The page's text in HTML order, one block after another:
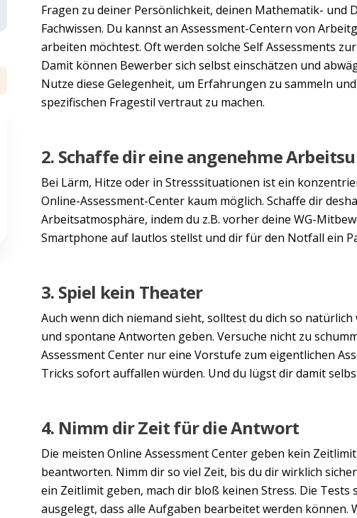
Fragen zu deiner Persönlichkeit, deinen Mathematik- und
Fachwissen. Du kannst an Assessment-Centern von
arbeiten möchtest. Oft werden solche Self Assessments
Damit können Bewerber sich selbst einschätzen und
Nutze diese Gelegenheit, um Erfahrungen zu sammeln
spezifischen Fragestil vertraut zu machen.
2. Schaffe dir eine angenehme
Bei Lärm, Hitze oder in Stresssituationen ist ein
Online-Assessment-Center kaum möglich. Schaffe dir
Arbeitsatmosphäre, indem du z.B. vorher deine WG-
Smartphone auf lautlos stellst und dir für den Notfall ein
3. Spiel kein Theater
Auch wenn dich niemand sieht, solltest du dich so
und spontane Antworten geben. Versuche nicht zu
Assessment Center nur eine Vorstufe zum eigentlichen
Tricks sofort auffallen würden. Und du lügst dir damit
4. Nimm dir Zeit für die Antwort
Die meisten Online Assessment Center geben kein
beantworten. Nimm dir so viel Zeit, bis du dir wirklich
ein Zeitlimit geben, mach dir bloß keinen Stress. Die Tests
ausgelegt, dass alle Aufgaben bearbeitet werden können.